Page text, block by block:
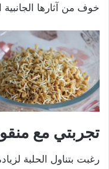
خوف من آثارها الجانبية
تجربتي مع
رغبت بتناول الحلبة